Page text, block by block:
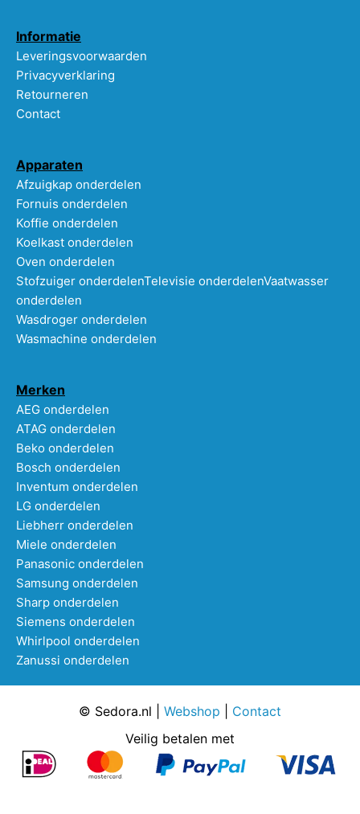
Informatie
Leveringsvoorwaarden
Privacyverklaring
Retourneren
Contact
Apparaten
Afzuigkap onderdelen
Fornuis onderdelen
Koffie onderdelen
Koelkast onderdelen
Oven onderdelen
Stofzuiger onderdelenTelevisie onderdelenVaatwasser
onderdelen
Wasdroger onderdelen
Wasmachine onderdelen
Merken
AEG onderdelen
ATAG onderdelen
Beko onderdelen
Bosch onderdelen
Inventum onderdelen
LG onderdelen
Liebherr onderdelen
Miele onderdelen
Panasonic onderdelen
Samsung onderdelen
Sharp onderdelen
Siemens onderdelen
Whirlpool onderdelen
Zanussi onderdelen
© Sedora.nl | Webshop
Contact
Veilig betalen met